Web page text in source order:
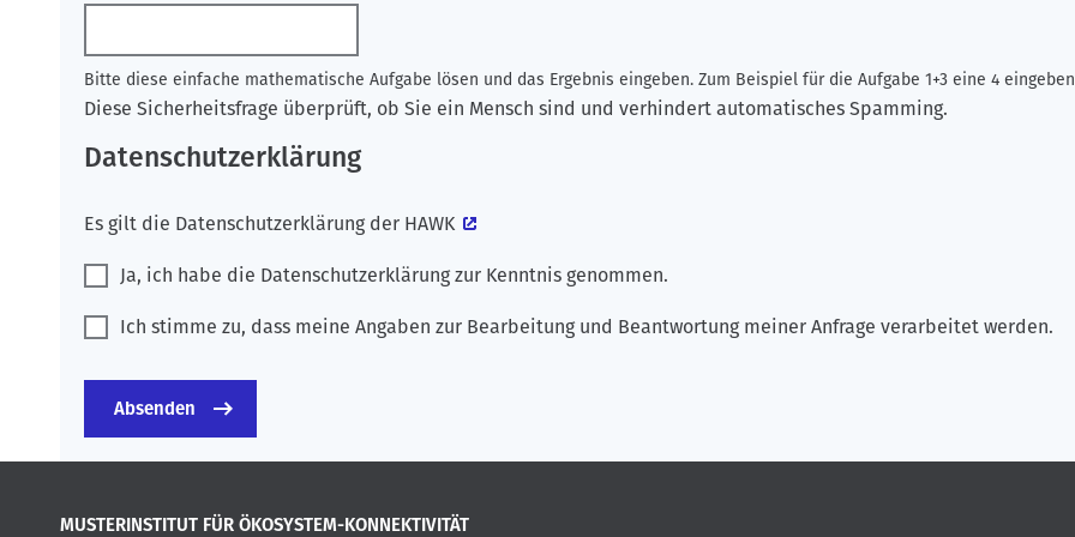
Bitte diese einfache mathematische Aufgabe lösen und das Ergebnis eingeben. Zum Beispiel für die Aufgabe 1+3 eine 4
Diese Sicherheitsfrage überprüft, ob Sie ein Mensch sind und verhindert automatisches Spamming.
Datenschutzerklärung
Es gilt die Datenschutzerklärung der HAWK
Ja, ich habe die Datenschutzerklärung zur Kenntnis genommen.
Ich stimme zu, dass meine Angaben zur Bearbeitung und Beantwortung meiner Anfrage verarbeitet werden.
MUSTERINSTITUT FÜR ÖKOSYSTEM-KONNEKTIVITÄT